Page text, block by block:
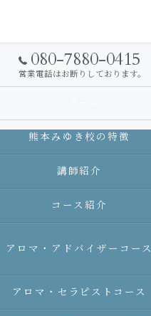
080-7880-0415
営業電話はお断りしております。
熊本みゆき校の特徴
講師紹介
コース紹介
アロマ・アドバイザーコース
アロマ・セラピストコース